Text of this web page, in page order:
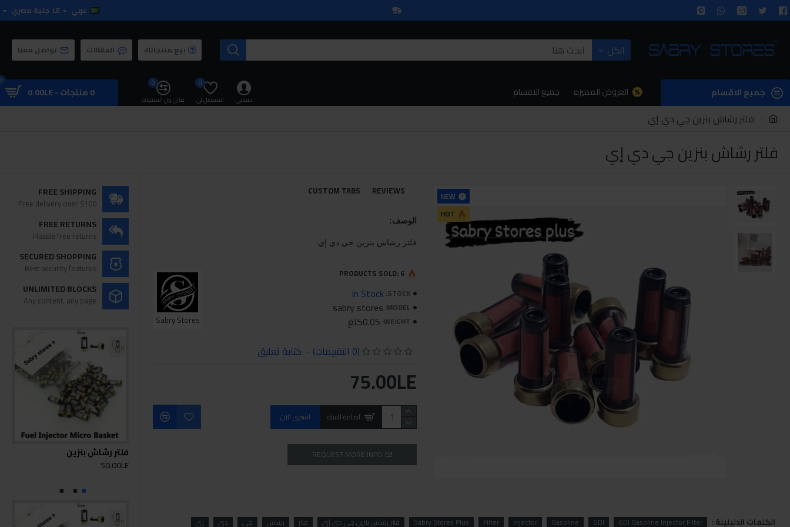
عربي LE جنية مصري
الكل بيع منتجاتك المقالات تواصل معنا
جميع الاقسام العروض المميزه جميع الاقسام
حسابي المفضل لي
0
قارن بين المنتجات
0
0 منتجات - 0.00LE
فلتر رشاش بنزين جي دي إي
فلتر رشاش بنزين جي دي إي
NEW
HOT
REVIEWS
CUSTOM TABS
الوصف:
فلتر رشاش بنزين جي دي إي
STOCK:
In Stock
MODEL:
sabry stores
WEIGHT: 0.05كلغ Sabry Stores
PRODUCTS SOLD: 6
(0 التقييمات) - كتابة تعليق
75.00LE
اضافة للسلة اشتري الان
REQUEST MORE INFO
الكلمات الدليليلة : GDI Gasoline Injector Filter
GDI
Gasoline
Injector
Filter
Sabry Stores Plus فلتر رشاش بنزين جي دي إي فلتر رشاش جي دي
إي
FREE SHIPPING
Free delivery over $100
FREE RETURNS
Hassle free returns
SECURED SHOPPING
Best security features
UNLIMITED BLOCKS
Any content, any page
فلتر رشاش بنزين
50.00LE